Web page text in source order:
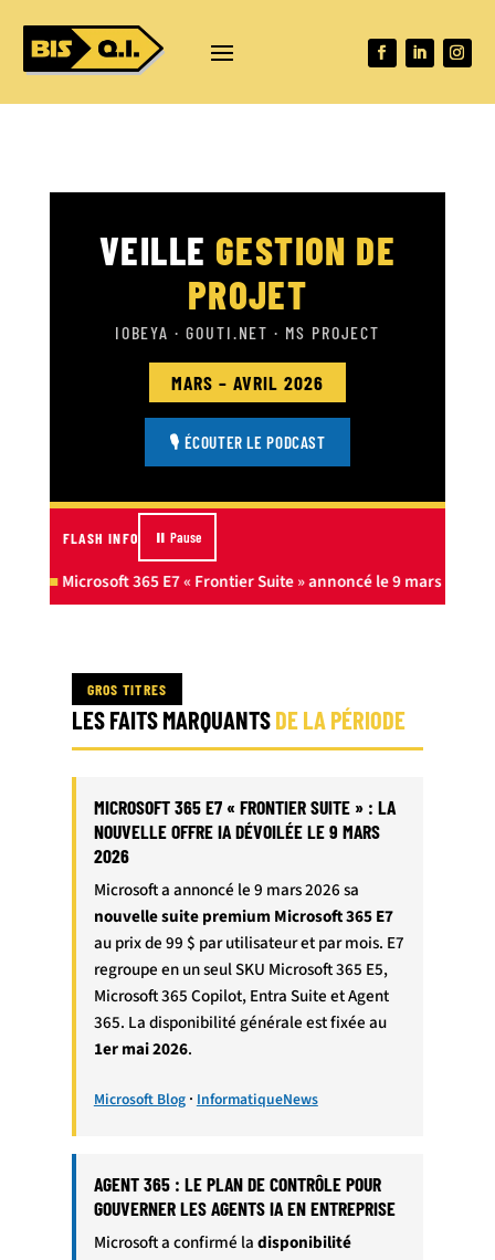
principal
VEILLE GESTION DE
PROJET
IOBEYA · GOUTI.NET · MS PROJECT
MARS – AVRIL 2026
🎙 ÉCOUTER LE PODCAST
FLASH INFO ⏸ Pause
Microsoft 365 E7 « Frontier Suite » annoncé le 9 mars 2026
GROS TITRES
LES FAITS MARQUANTSDE LA PÉRIODE
MICROSOFT 365 E7 « FRONTIER SUITE » : LA
NOUVELLE OFFRE IA DÉVOILÉE LE 9 MARS
2026
Microsoft a annoncé le 9 mars 2026 sa
nouvelle suite premium Microsoft 365 E7
au prix de 99 $ par utilisateur et par mois. E7
regroupe en un seul SKU Microsoft 365 E5,
Microsoft 365 Copilot, Entra Suite et Agent
365. La disponibilité générale est fixée au
1er mai 2026.
Microsoft Blog·InformatiqueNews
AGENT 365 : LE PLAN DE CONTRÔLE POUR
GOUVERNER LES AGENTS IA EN ENTREPRISE
Microsoft a confirmé ladisponibilité